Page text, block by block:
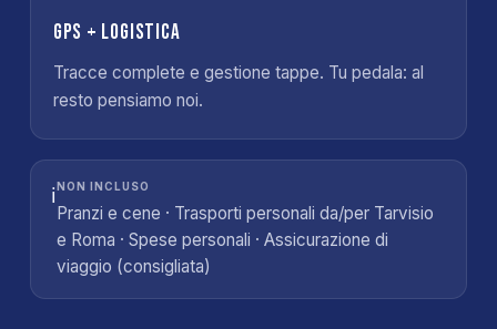
GPS + logistica
Tracce complete e gestione tappe. Tu pedala: al
resto pensiamo noi.
ℹ️ NON INCLUSO
Pranzi e cene · Trasporti personali da/per Tarvisio
e Roma · Spese personali · Assicurazione di
viaggio (consigliata)